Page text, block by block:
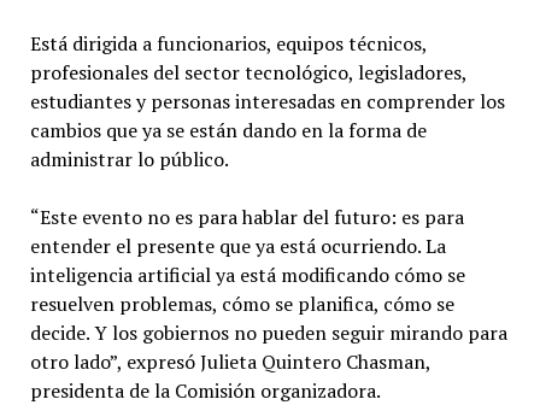
Está dirigida a funcionarios, equipos técnicos,
profesionales del sector tecnológico, legisladores,
estudiantes y personas interesadas en comprender los
cambios que ya se están dando en la forma de
administrar lo público.
“Este evento no es para hablar del futuro: es para
entender el presente que ya está ocurriendo. La
inteligencia artificial ya está modificando cómo se
resuelven problemas, cómo se planifica, cómo se
decide. Y los gobiernos no pueden seguir mirando para
otro lado”, expresó Julieta Quintero Chasman,
presidenta de la Comisión organizadora.